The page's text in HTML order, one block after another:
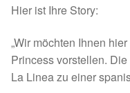
Juli bis
Januar bis Juni
Spenden 2022
Hier ist Ihre Story:
„Wir möchten Ihnen
Princess vorstellen.
La Linea zu einer